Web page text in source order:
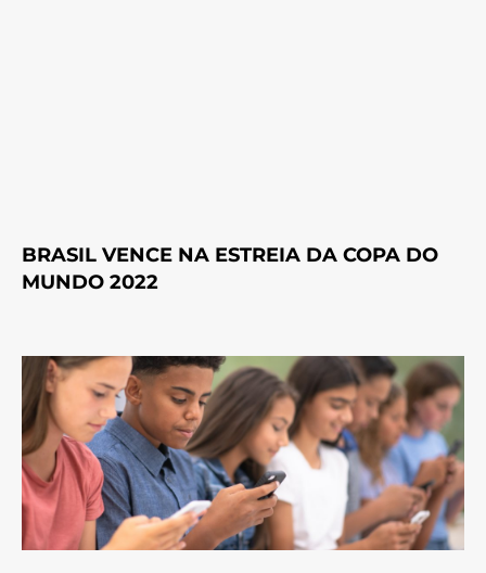
BRASIL VENCE NA ESTREIA DA COPA DO
MUNDO 2022